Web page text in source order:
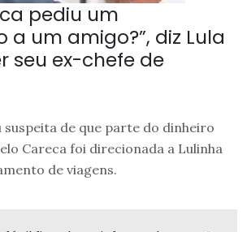
pediu um
a um amigo?”, diz Lula
seu ex-chefe de
de que parte do dinheiro
Careca foi direcionada a Lulinha
de viagens.